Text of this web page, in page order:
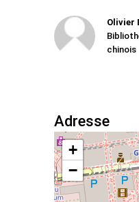
Olivier
chinois
Adresse
+
−